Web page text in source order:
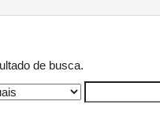
de busca.